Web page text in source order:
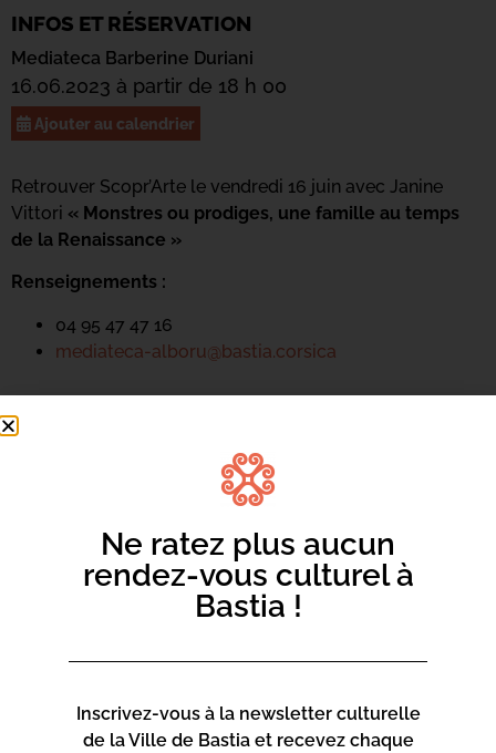
INFOS ET RÉSERVATION
Mediateca Barberine Duriani
16.06.2023 à partir de 18 h 00
Ajouter au calendrier
Retrouver Scopr’Arte le vendredi 16 juin avec Janine
Vittori « Monstres ou prodiges, une famille au temps
de la Renaissance »
Renseignements :
04 95 47 47 16
mediateca-alboru@bastia.corsica
Ne ratez plus aucun
rendez-vous culturel à
Bastia !
Inscrivez-vous à la newsletter culturelle
de la Ville de Bastia et recevez chaque